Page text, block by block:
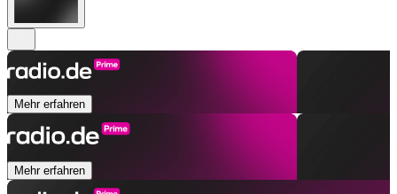
Mehr erfahren
Mehr erfahren